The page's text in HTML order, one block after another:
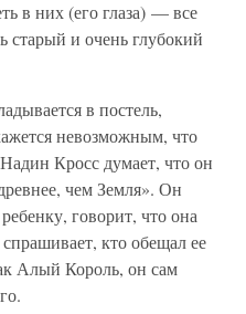
в них (его глаза) — все
старый и очень глубокий
в постель,
невозможным, что
Кросс думает, что он
чем Земля». Он
говорит, что она
кто обещал ее
Алый Король, он сам